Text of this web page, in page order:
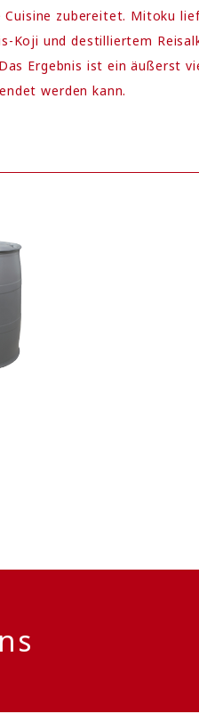
zubereitet. Mitoku
Koji und destilliertem
Ergebnis ist ein äußerst
werden kann.